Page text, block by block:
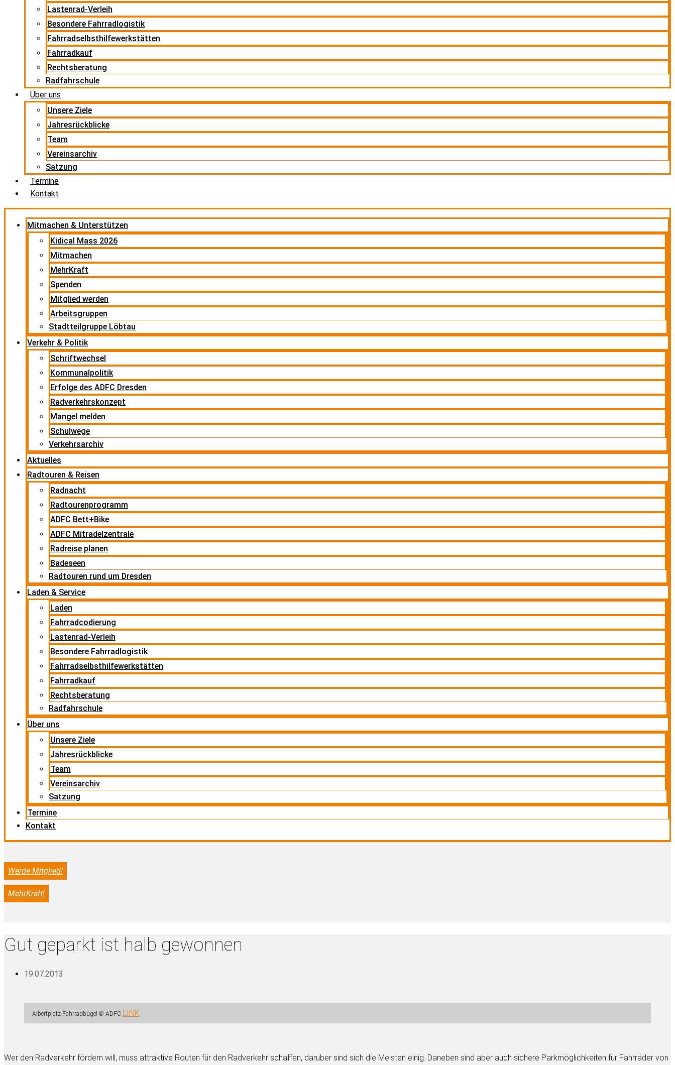
Lastenrad-Verleih
Besondere Fahrradlogistik
Fahrradselbsthilfewerkstätten
Fahrradkauf
Rechtsberatung
Radfahrschule
Über uns
Unsere Ziele
Jahresrückblicke
Team
Vereinsarchiv
Satzung
Termine
Kontakt
Mitmachen & Unterstützen
Kidical Mass 2026
Mitmachen
MehrKraft
Spenden
Mitglied werden
Arbeitsgruppen
Stadtteilgruppe Löbtau
Verkehr & Politik
Schriftwechsel
Kommunalpolitik
Erfolge des ADFC Dresden
Radverkehrskonzept
Mangel melden
Schulwege
Verkehrsarchiv
Aktuelles
Radtouren & Reisen
Radnacht
Radtourenprogramm
ADFC Bett+Bike
ADFC Mitradelzentrale
Radreise planen
Badeseen
Radtouren rund um Dresden
Laden & Service
Laden
Fahrradcodierung
Lastenrad-Verleih
Besondere Fahrradlogistik
Fahrradselbsthilfewerkstätten
Fahrradkauf
Rechtsberatung
Radfahrschule
Über uns
Unsere Ziele
Jahresrückblicke
Team
Vereinsarchiv
Satzung
Termine
Kontakt
Werde Mitglied!
MehrKraft!
Gut geparkt ist halb gewonnen
19.07.2013
Albertplatz Fahrradbügel © ADFC LINK
Wer den Radverkehr fördern will, muss attraktive Routen für den Radverkehr schaffen, darüber sind sich die Meisten einig. Daneben sind aber auch sichere Parkmöglichkeiten für Fahrräder von